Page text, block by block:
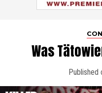
Was
Published